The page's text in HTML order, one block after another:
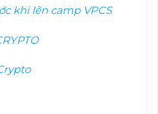
c khi lên camp VPCS